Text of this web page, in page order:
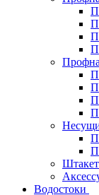
Водостоки